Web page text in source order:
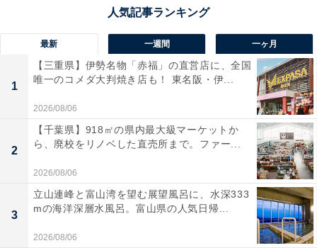
最新 一週間 一ヶ月
1
【三重県】伊勢名物「赤福」の直営店に、全国
唯一のコメダ大判焼き店も！ 東名阪・伊...
2026/08/06
2
【千葉県】918㎡の県内最大級マーケットか
ら、廃校をリノベした直売所まで。ファー...
2026/08/06
3
立山連峰と富山湾を望む展望風呂に、水深333
mの海洋深層水風呂。富山県の人気日帰...
2026/08/06